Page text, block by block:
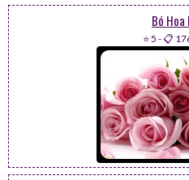
Bó Hoa
⭐ 5 -📋